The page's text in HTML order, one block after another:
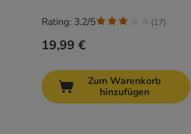
19,99 €
Rating: 3.2/5 (17)
Zum Warenkorb
hinzufügen